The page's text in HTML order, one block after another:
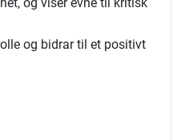
og bidrar til et positivt